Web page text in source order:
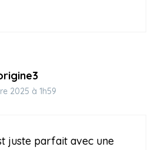
2025 à 1h59
juste parfait avec une